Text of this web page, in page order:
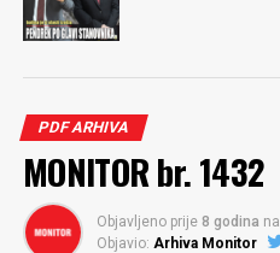
PDF ARHIVA
MONITOR br. 1432
Objavljeno prije 8 godina na
Objavio: Arhiva Monitor